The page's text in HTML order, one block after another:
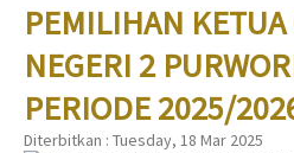
PEMILIHAN KETUA
NEGERI 2
PERIODE 2025/
Diterbitkan : Tuesday, 18 Mar 2025